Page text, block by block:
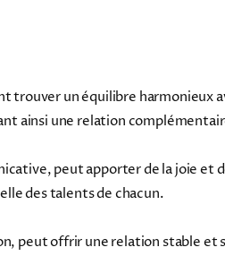
trouver un équilibre
ainsi une relation
peut apporter de la joie
des talents de chacun.
peut offrir une relation stable